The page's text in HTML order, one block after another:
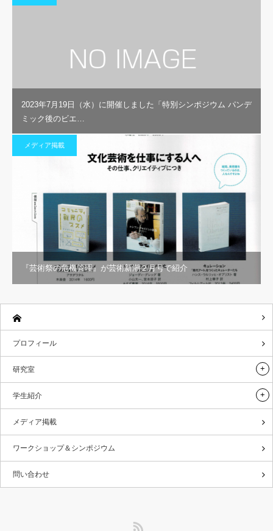
2023年7月19日（水）に開催しました「特別シンポジウム パンデ
ミック後のビエ…
メディア掲載
『芸術祭の危機管理』が芸術新潮２月号で紹介
プロフィール
研究室
学生紹介
メディア掲載
ワークショップ＆シンポジウム
問い合わせ